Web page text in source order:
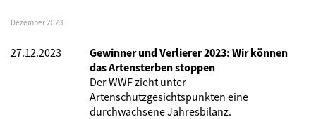
Dezember 2023
27.12.2023
Gewinner und Verlierer 2023: Wir können
das Artensterben stoppen
Der WWF zieht unter
Artenschutzgesichtspunkten eine
durchwachsene Jahresbilanz.